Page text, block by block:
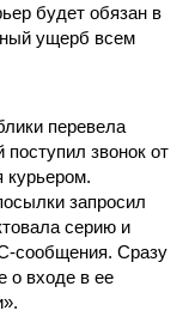
будет обязан в
ущерб всем
перевела
звонок от
курьером.
запросил
серию и
сообщения. Сразу
о входе в ее